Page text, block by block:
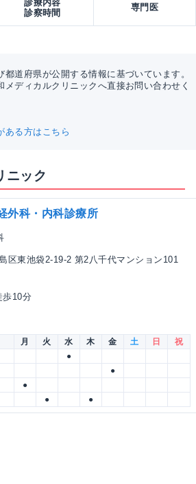
診療内容
診察時間
専門医
都道府県が公開する情報に基づいています。
ディカルクリニックへ直接お問い合わせく
ある方はこちら
ニック
外科・内科診療所
区東池袋2-19-2 第2八千代マンション101
歩10分
月 火 水 木 金 土 日
祝
●
●
●
● ●